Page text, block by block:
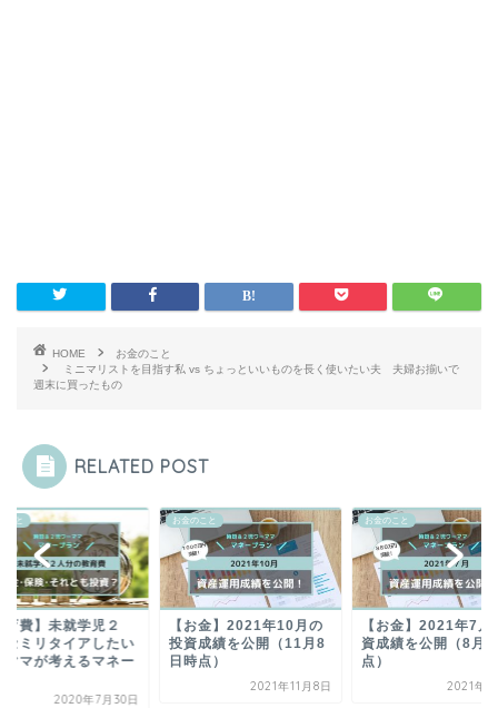
HOME
お金のこと
ミニマリストを目指す私 vs ちょっといいものを長く使いたい夫 夫婦お揃いで
週末に買ったもの
RELATED POST
こと
育費】未就学児２
セミリタイアしたい
ママが考えるマネー
2020年7月30日
お金のこと
【お金】2021年10月の
投資成績を公開（11月8
日時点）
2021年11月8日
お金のこと
【お金】2021年7月
資成績を公開（8月3
点）
2021年8